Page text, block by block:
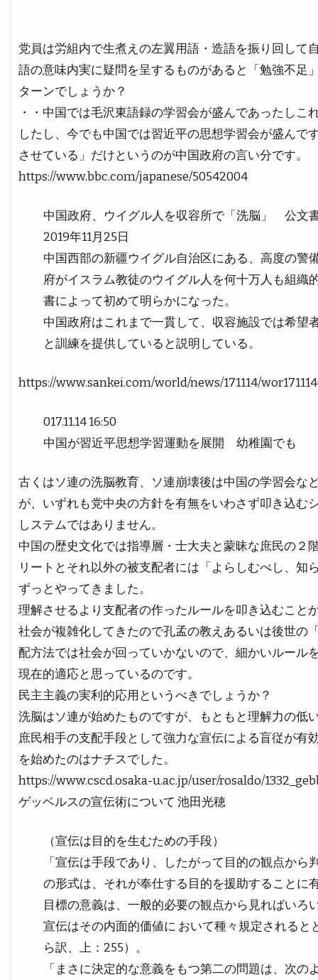
党員は労組内で生煮えの左翼用語・造語を振り回して
語の意味内実に疑問を呈するものがあると「勉強不足
ターンでしょうか？
・・中国では毛沢東語録の学習会が盛んであったしこ
したし、今でも中国では習近平の思想学習会が盛んで
させている」だけというのが中国政府の言い分です。
https://www.bbc.com/japanese/50542004
中国政府、ウイグル人を収容所で「洗脳」 公文
2019年11月25日
中国西部の新疆ウイグル自治区にある、高度の警
府がイスラム教徒のウイグル人を何十万人も組織
書によって初めて明らかになった。
中国政府はこれまで一貫して、収容施設では希望
と訓練を提供していると説明している。
https://www.sankei.com/world/news/171114/
017.11.14 16:50
中国が習近平思想学習運動を展開 幼稚園でも
古くはソ連の洗脳教育、ソ連崩壊後は中国の学習会な
が、いずれも党中央の方針を有無をいわさず叩き込む
しステムではありません。
中国の歴史文化では指導層・士大夫と蒙昧な庶民の２
リートとそれ以外の被支配者には「よらしむべし、知
ずっとやってきました。
理解させるより支配者の作ったルールを叩き込むこと
社会が複雑化してきたので孔孟の教えあるいは後世の
配方法では社会が回っていかないので、細かいルール
現在的適応と思っているのです。
民主主義の実利的応用というべきでしょうか？
洗脳はソ連が始めたものですが、もともと理解力の低
庶民相手の支配手段として強力な宣伝による盲従が有
を始めたのはナチスでした。
https://www.cscd.osaka-u.ac.jp/user/rosaldo/
ゲッベルスの宣伝術について 池田光穂
（宣伝は目的を生むための手段）
「宣伝は手段であり、したがって目的の観点か
の形式は、それが奉仕する目的を援助することに
目標の意義は、一般的必要の観点から見ればいろ
宣伝はその内面的価値に おいて種々規定される
ら訳、上：255）。
「まさに決定的な意義をもつ第二の問題は、次